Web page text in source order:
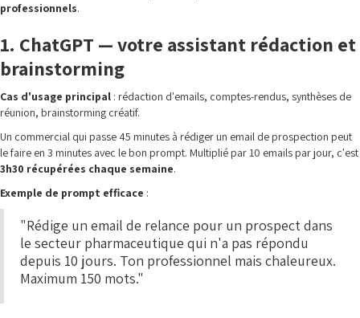
professionnels.
1. ChatGPT — votre assistant rédaction et
brainstorming
Cas d'usage principal : rédaction d'emails, comptes-rendus, synthèses de
réunion, brainstorming créatif.
Un commercial qui passe 45 minutes à rédiger un email de prospection peut
le faire en 3 minutes avec le bon prompt. Multiplié par 10 emails par jour, c'est
3h30 récupérées chaque semaine.
Exemple de prompt efficace :
"Rédige un email de relance pour un prospect dans
le secteur pharmaceutique qui n'a pas répondu
depuis 10 jours. Ton professionnel mais chaleureux.
Maximum 150 mots."